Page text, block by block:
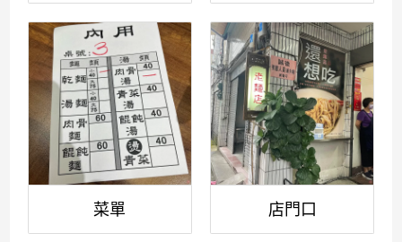
菜單 店門口